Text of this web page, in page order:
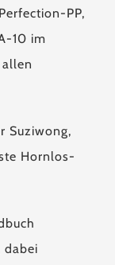
PP,
10 im
Suziwong,
Hornlos-
dabei